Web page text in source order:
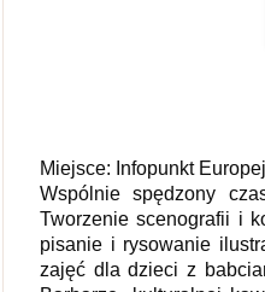
Miejsce: Infopunkt
Wspólnie spędzony
Tworzenie scenografii i
pisanie i rysowanie
zajęć dla dzieci z